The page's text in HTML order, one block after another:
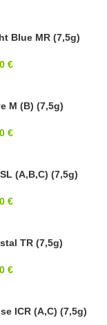
Blue MR (7,5g)
€
M (B) (7,5g)
€
(A,B,C) (7,5g)
€
TR (7,5g)
€
ICR (A,C) (7,5g)